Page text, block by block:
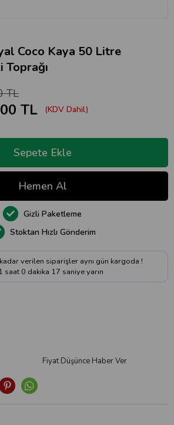
Coco Kaya 50 Litre
Toprağı
TL
TL (KDV Dahil)
Fiyat Düşünce Haber Ver
verilen siparişler aynı gün kargoda !
saat 0 dakika 16 saniyeyarın
Stoktan Hızlı Gönderim
Gizli Paketleme